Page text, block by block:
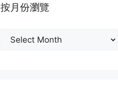
按月份瀏覽